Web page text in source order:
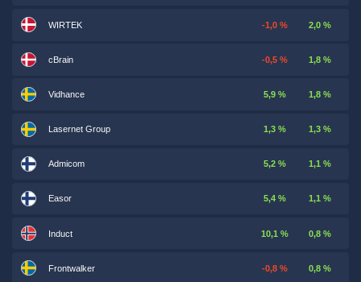
WIRTEK -1,0 % 2,0 %
cBrain -0,5 % 1,8 %
Vidhance 5,9 % 1,8 %
Lasernet Group 1,3 % 1,3 %
Admicom 5,2 % 1,1 %
Easor 5,4 % 1,1 %
Induct 10,1 % 0,8 %
Frontwalker -0,8 % 0,8 %